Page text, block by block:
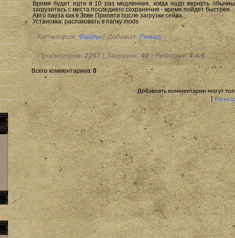
Время будет идти в 10 раз медленнее, когда надо вернуть
загрузитесь с места последнего сохранения - время пойдет быстрее.
Авто пауза как в Зове Припяти после загрузки сейва.
Установка: распаковать в папку mods
Категория: Файлы|Добавил: Ремал
Просмотров: 2267|Загрузок:40 |Рейтинг:4.4/5
Всего комментариев: 0
Добавлять комментарии могут
[